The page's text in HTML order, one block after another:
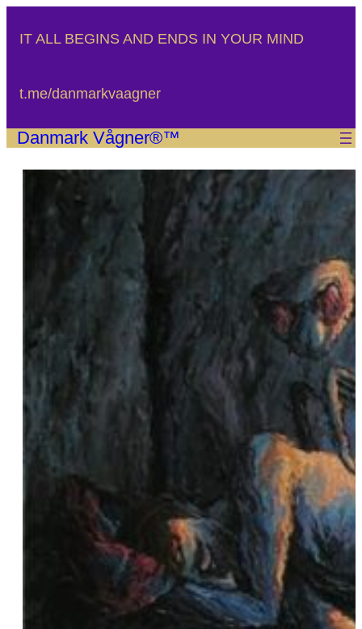
IT ALL BEGINS AND ENDS IN YOUR MIND
t.me/danmarkvaagner
Danmark Vågner®™